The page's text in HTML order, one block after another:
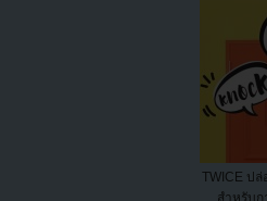
TWICE ป
สำหรับ